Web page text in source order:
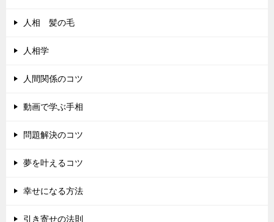
人相 髪の毛
人相学
人間関係のコツ
動画で学ぶ手相
問題解決のコツ
夢を叶えるコツ
幸せになる方法
引き寄せの法則